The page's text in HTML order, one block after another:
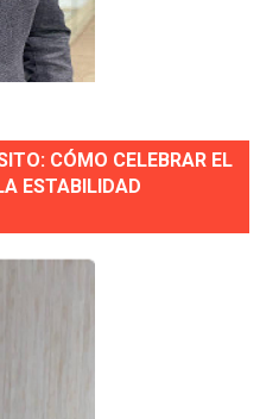
CÓMO CELEBRAR EL
ESTABILIDAD